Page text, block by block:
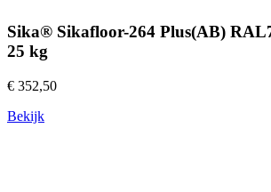
Sika® Sikafloor-264 Plus(AB)
25 kg
€ 352,50
Bekijk